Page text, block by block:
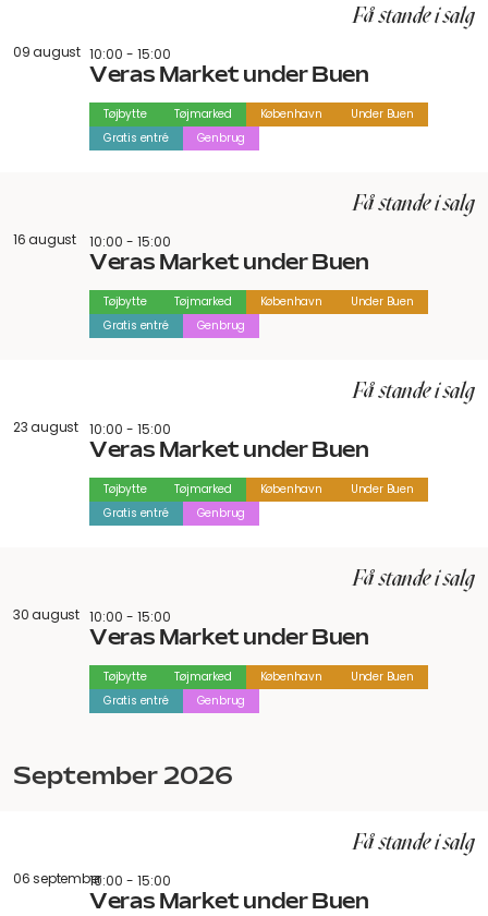
09 august 10:00 - 15:00
Veras Market under Buen
Tøjbytte Tøjmarked København
Under Buen
Gratis entré
Genbrug
Få stande i salg
16 august 10:00 - 15:00
Veras Market under Buen
Tøjbytte Tøjmarked København
Under Buen
Gratis entré
Genbrug
Få stande i salg
23 august 10:00 - 15:00
Veras Market under Buen
Tøjbytte Tøjmarked København
Under Buen
Gratis entré
Genbrug
Få stande i salg
30 august 10:00 - 15:00
Veras Market under Buen
Tøjbytte Tøjmarked København
Under Buen
Gratis entré
Genbrug
Få stande i salg
september 2026
06 september10:00 - 15:00
Veras Market under Buen
Få stande i salg